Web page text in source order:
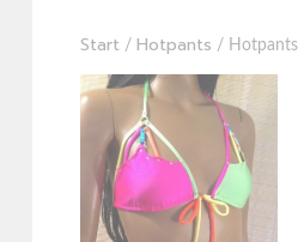
Start / Hotpants /